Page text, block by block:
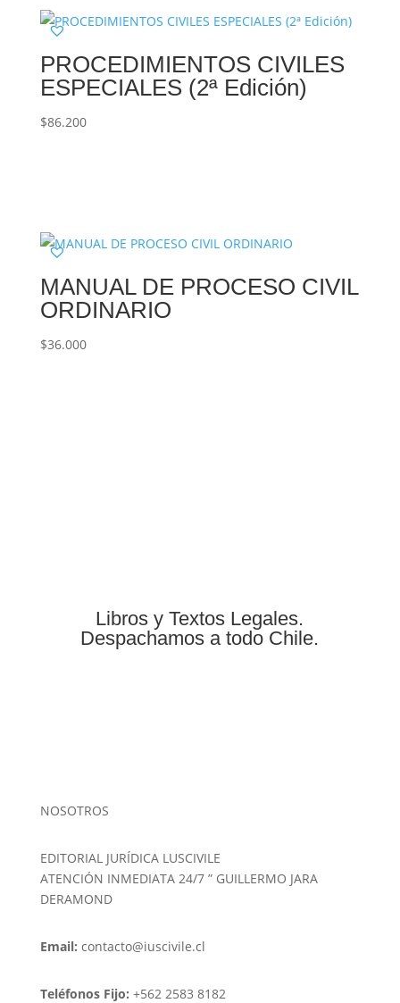
PROCEDIMIENTOS CIVILES
ESPECIALES (2ª Edición)
$86.200
MANUAL DE PROCESO CIVIL
ORDINARIO
$36.000
Libros y Textos Legales.
Despachamos a todo Chile.
NOSOTROS
EDITORIAL JURÍDICA LUSCIVILE
ATENCIÓN INMEDIATA 24/7 ” GUILLERMO JARA
DERAMOND
Email: contacto@iuscivile.cl
Teléfonos Fijo: +562 2583 8182